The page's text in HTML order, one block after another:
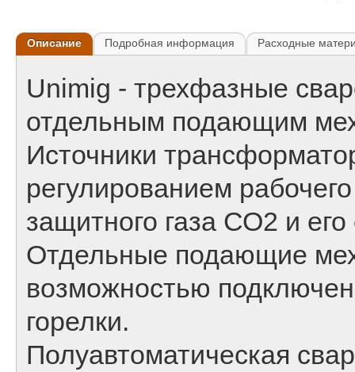
Описание Подробная информация Расходные
Unimig - трехфазные
отдельным подающим
Источники
регулированием
защитного газа СО2 и
Отдельные подающие
возможностью
горелки.
Полуавтоматическая